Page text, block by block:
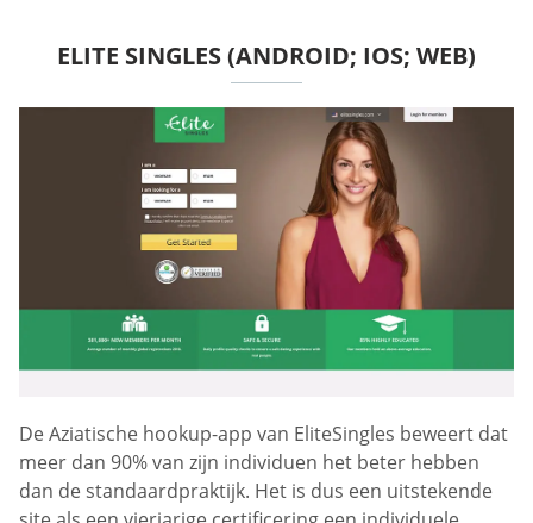
ELITE SINGLES (ANDROID; IOS; WEB)
De Aziatische hookup-app van EliteSingles beweert dat
meer dan 90% van zijn individuen het beter hebben
dan de standaardpraktijk. Het is dus een uitstekende